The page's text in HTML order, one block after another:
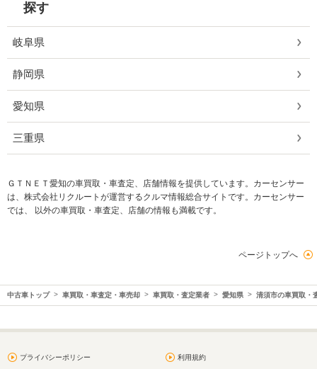
探す
岐阜県
静岡県
愛知県
三重県
ＧＴＮＥＴ愛知の車買取・車査定、店舗情報を提供しています。カーセンサー
は、株式会社リクルートが運営するクルマ情報総合サイトです。カーセンサー
では、 以外の車買取・車査定、店舗の情報も満載です。
ページトップへ
中古車トップ 車買取・車査定・車売却 車買取・査定業者 愛知県 清須市の車買取・
プライバシーポリシー 利用規約